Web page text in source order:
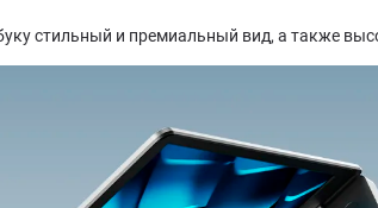
стильный и премиальный вид, а также